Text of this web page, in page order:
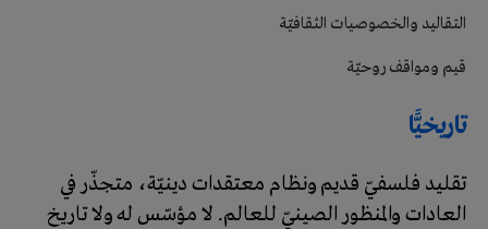
التقاليد والخصوصيات الثقافيّة
قيم ومواقف روحيّة
تاريخيًّا
تقليد فلسفيّ قديم ونظام معتقدات دينيّة، متجذّر في
العادات والمنظور الصينيّ للعالم. لا مؤسّس له ولا تاريخ